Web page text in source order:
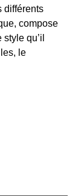
différents
compose
qu’il
le